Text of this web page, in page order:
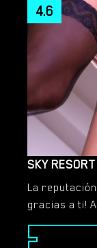
traición
SKY
4.6
La
gracias a ti!
huéspedes y
lascivia